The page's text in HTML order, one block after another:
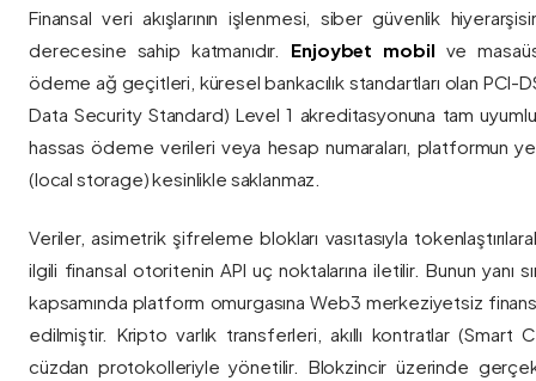
Finansal veri akışlarının işlenmesi, siber güvenlik
derecesine sahip katmanıdır. Enjoybet mobil ve
ödeme ağ geçitleri, küresel bankacılık standartları olan PCI-
Data Security Standard) Level 1 akreditasyonuna tam
hassas ödeme verileri veya hesap numaraları, platformun
(local storage) kesinlikle saklanmaz.
Veriler, asimetrik şifreleme blokları vasıtasıyla
ilgili finansal otoritenin API uç noktalarına iletilir. Bunun yanı
kapsamında platform omurgasına Web3 merkeziyetsiz
edilmiştir. Kripto varlık transferleri, akıllı kontratlar (Smart
cüzdan protokolleriyle yönetilir. Blokzincir üzerinde